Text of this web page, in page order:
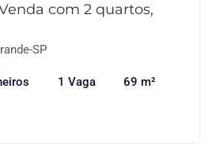
com 2 quartos,
SP
1 Vaga 69 m²